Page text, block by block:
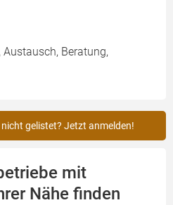
Beratung,
gelistet? Jetzt anmelden!
mit
Nähe finden